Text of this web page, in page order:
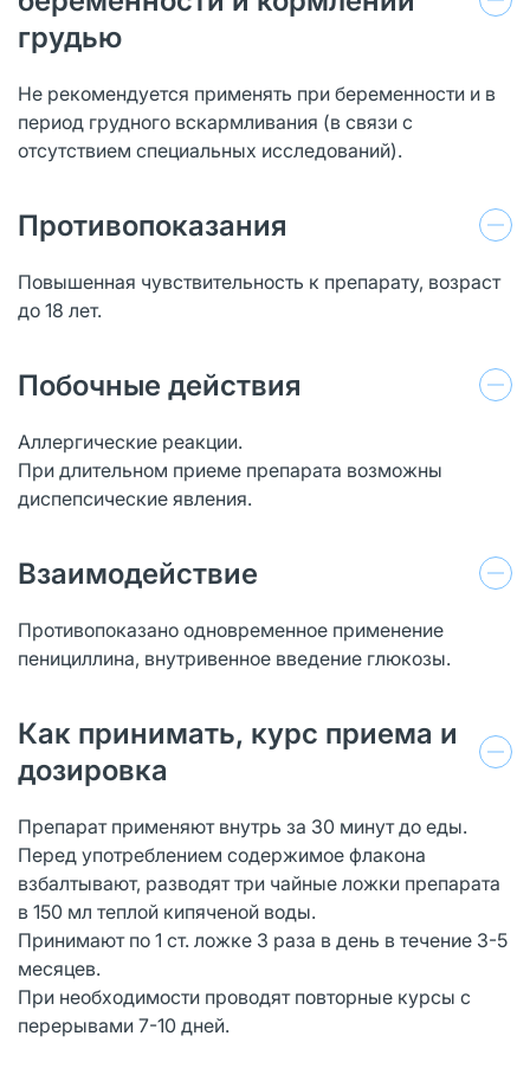
грудью
Не рекомендуется применять при беременности и в
период грудного вскармливания (в связи с
отсутствием специальных исследований).
Противопоказания
Повышенная чувствительность к препарату, возраст
до 18 лет.
Побочные действия
Аллергические реакции.
При длительном приеме препарата возможны
диспепсические явления.
Взаимодействие
Противопоказано одновременное применение
пенициллина, внутривенное введение глюкозы.
Как принимать, курс приема и
дозировка
Препарат применяют внутрь за 30 минут до еды.
Перед употреблением содержимое флакона
взбалтывают, разводят три чайные ложки препарата
в 150 мл теплой кипяченой воды.
Принимают по 1 ст. ложке 3 раза в день в течение 3-5
месяцев.
При необходимости проводят повторные курсы с
перерывами 7-10 дней.